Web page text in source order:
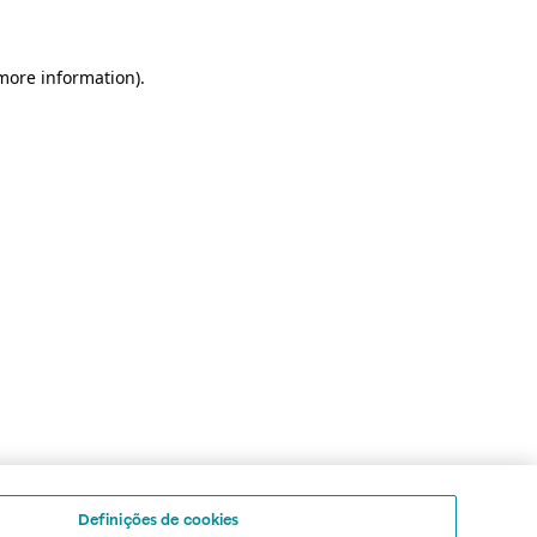
information).
Definições de cookies